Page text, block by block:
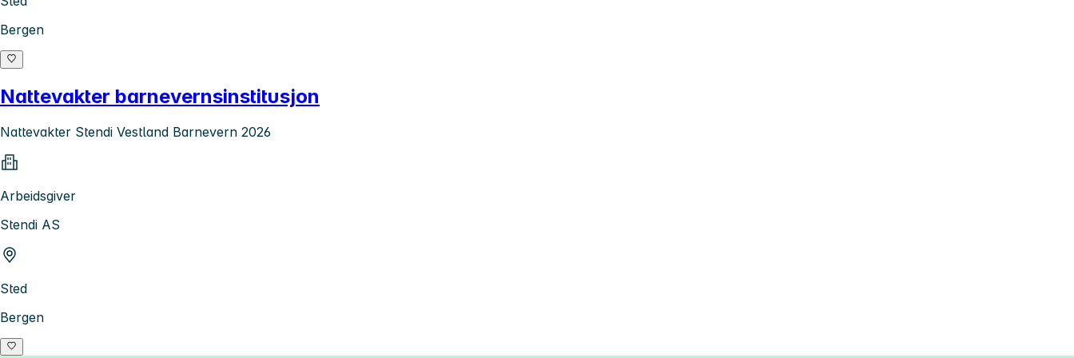
Bergen
Nattevakter barnevernsinstitusjon
Nattevakter Stendi Vestland Barnevern 2026
Arbeidsgiver
Stendi AS
Sted
Bergen